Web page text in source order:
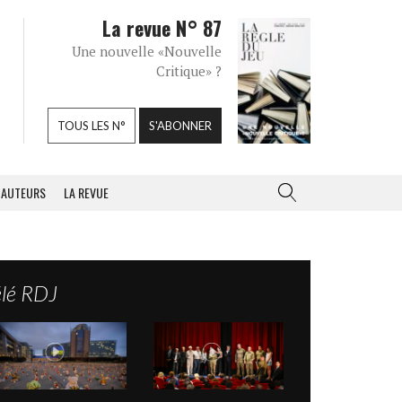
La revue N° 87
Une nouvelle «Nouvelle
Critique» ?
TOUS LES N° S'ABONNER
AUTEURS LA REVUE
RDJ